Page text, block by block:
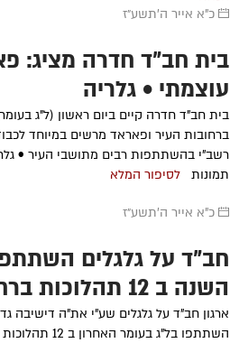
כ"א אייר ה׳תשע״ז
בית חב"ד חדרה מציג:
עוצמתי • גלריה
בית חב"ד חדרה קיים ביום ראשון (ל"ג
ברחובות העיר ופאראד מרשים במיוחד
רשב"י בהשתתפות רבים מתושבי העיר •
תמונות לסיפור המלא
כ"א אייר ה׳תשע״ז
חב"ד על גלגלים
השנה ב 12 תהלוכות
הארץ
ארגון חב"ד על גלגלים שע"י את"ה דישיבה
השתתפו בל"ג בעומר האחרון